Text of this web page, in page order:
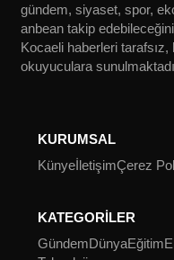
gündem, siyaset, spor,
anbean takip
Kocaeli haberleri tarafsız,
okuyuculara
KURUMSAL
KünyeİletişimÇerez
KATEGORİLER
GündemDünyaEğitim